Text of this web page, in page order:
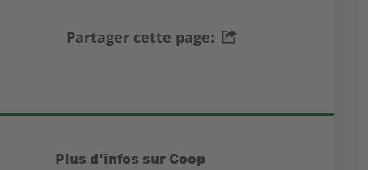
Partager cette page:
Plus d'infos sur Coop